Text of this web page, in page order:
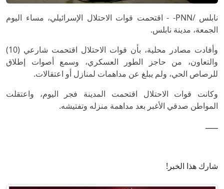
نابلس /PNN- - اقتحمت قوات الاحتلال الإسرائيلي، مساء اليوم
الجمعة، مدينة نابلس.
وأفادت مصادر محلية، بأن قوات الاحتلال اقتحمت شارعي (10)
والتعاون، من حاجز الطور العسكري، وسمع أصوات إطلاق
للرصاص الحي، ولم يبلغ عن مداهمات لمنازل أو اعتقالات.
وكانت قوات الاحتلال اقتحمت المدينة فجر اليوم، واعتقلت
المواطن صدقي الأغبر بعد مداهمة منزله وتفتيشه.
ـــــ
شارك هذا الخبر!